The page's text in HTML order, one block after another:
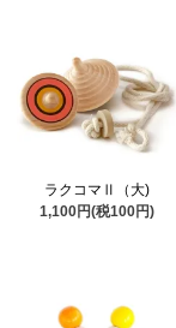
ラクコマⅡ（大)
1,100円(税100円)